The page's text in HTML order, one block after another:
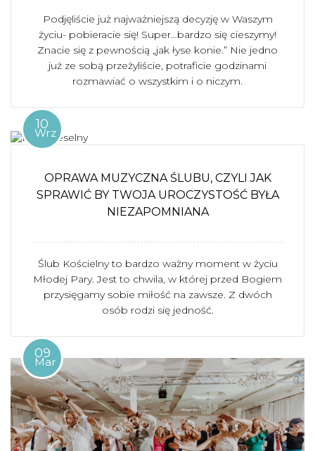
Podjęliście już najważniejszą decyzję w Waszym
życiu- pobieracie się! Super…bardzo się cieszymy!
Znacie się z pewnością „jak łyse konie.” Nie jedno
już ze sobą przeżyliście, potraficie godzinami
rozmawiać o wszystkim i o niczym.
10
Wrz
OPRAWA MUZYCZNA ŚLUBU, CZYLI JAK
SPRAWIĆ BY TWOJA UROCZYSTOŚĆ BYŁA
NIEZAPOMNIANA
Ślub Kościelny to bardzo ważny moment w życiu
Młodej Pary. Jest to chwila, w której przed Bogiem
przysięgamy sobie miłość na zawsze. Z dwóch
osób rodzi się jedność.
09
Mar